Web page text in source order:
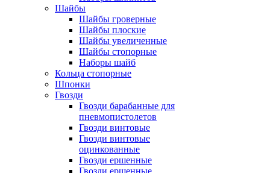
Шайбы
Шайбы гроверные
Шайбы плоские
Шайбы увеличенные
Шайбы стопорные
Наборы шайб
Кольца стопорные
Шпонки
Гвозди
Гвозди барабанные для
пневмопистолетов
Гвозди винтовые
Гвозди винтовые
оцинкованные
Гвозди ершенные
Гвозди ершенные